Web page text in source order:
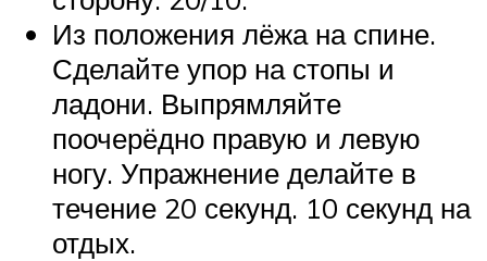
Из положения лёжа на спине.
Сделайте упор на стопы и
ладони. Выпрямляйте
поочерёдно правую и левую
ногу. Упражнение делайте в
течение 20 секунд. 10 секунд на
отдых.